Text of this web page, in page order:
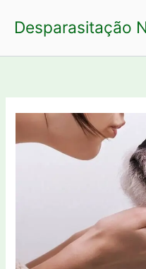
para
conteúdo
Desparasitação